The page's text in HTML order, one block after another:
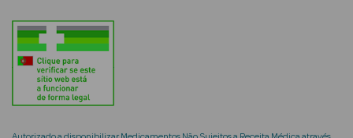
Rosto e
Ver Tudo
Rosto